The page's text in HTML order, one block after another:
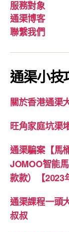
服務對象
通渠博客
聯繫我們
通渠小技
關於香港通渠
旺角家庭坑渠
通渠騙案【馬
JOMOO智能
款款）【2023
通渠課程一頭
叔叔